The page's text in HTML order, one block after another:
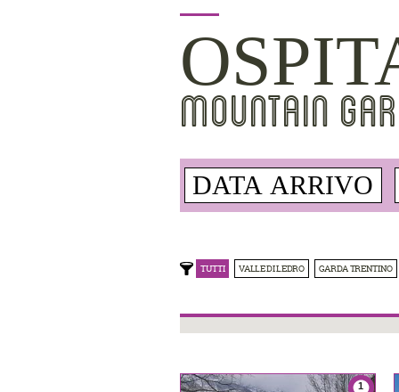
MOUNTAIN
TUTTI VALLE DI LEDRO GARDA TRENTINO
1